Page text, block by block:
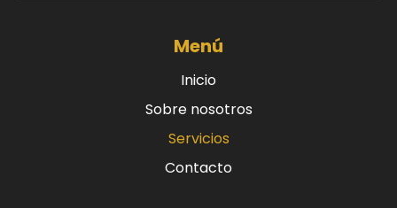
Menú
Inicio
Sobre nosotros
Servicios
Contacto